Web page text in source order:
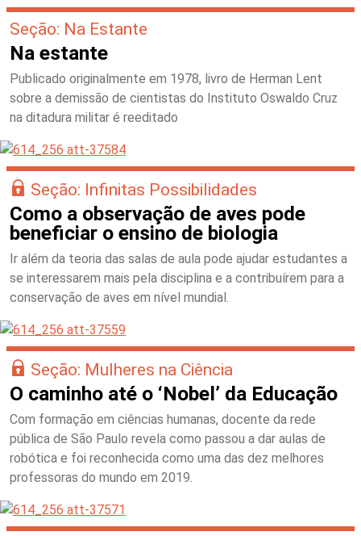
Seção: Na Estante
Na estante
Publicado originalmente em 1978, livro de Herman Lent
sobre a demissão de cientistas do Instituto Oswaldo Cruz
na ditadura militar é reeditado
Seção: Infinitas Possibilidades
Como a observação de aves pode
beneficiar o ensino de biologia
Ir além da teoria das salas de aula pode ajudar estudantes a
se interessarem mais pela disciplina e a contribuírem para a
conservação de aves em nível mundial.
Seção: Mulheres na Ciência
O caminho até o ‘Nobel’ da Educação
Com formação em ciências humanas, docente da rede
pública de São Paulo revela como passou a dar aulas de
robótica e foi reconhecida como uma das dez melhores
professoras do mundo em 2019.